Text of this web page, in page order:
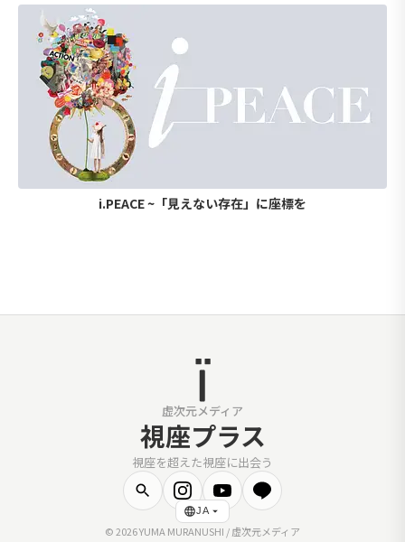
i.PEACE ~「見えない存在」に座標を
虚次元メディア
視座プラス
視座を超えた視座に出会う
JA
© 2026 YUMA MURANUSHI / 虚次元メディア